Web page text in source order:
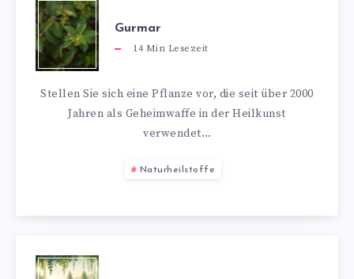
Gurmar
14Min Lesezeit
Stellen Sie sich eine Pflanze vor, die seit über 2000
Jahren als Geheimwaffe in der Heilkunst
verwendet…
Naturheilstoffe